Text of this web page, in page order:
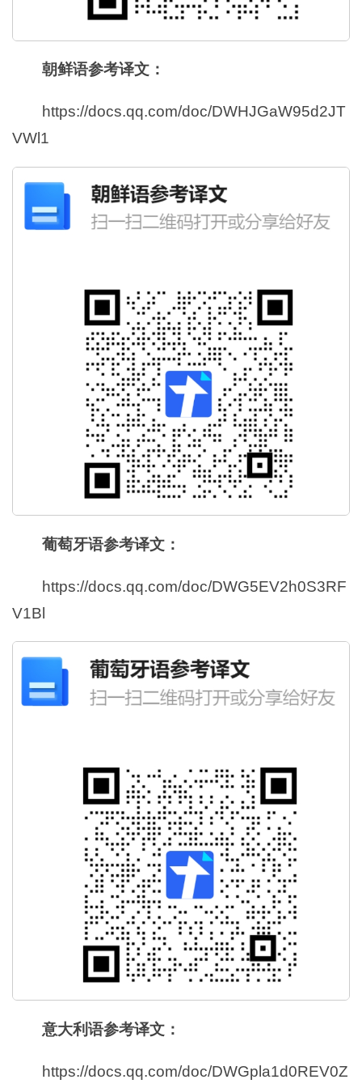
朝鲜语参考译文：
https://docs.qq.com/doc/DWHJGaW95d2JT
VWl1
葡萄牙语参考译文：
https://docs.qq.com/doc/DWG5EV2h0S3RF
V1Bl
意大利语参考译文：
https://docs.qq.com/doc/DWGpla1d0REV0Z